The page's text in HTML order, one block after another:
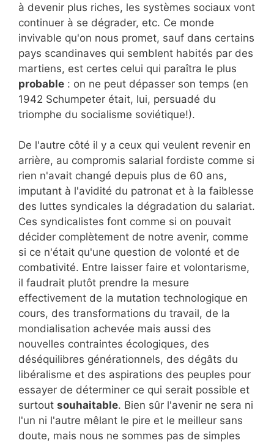
à devenir plus riches, les systèmes sociaux vont
continuer à se dégrader, etc. Ce monde
invivable qu'on nous promet, sauf dans certains
pays scandinaves qui semblent habités par des
martiens, est certes celui qui paraîtra le plus
probable : on ne peut dépasser son temps (en
1942 Schumpeter était, lui, persuadé du
triomphe du socialisme soviétique!).
De l'autre côté il y a ceux qui veulent revenir en
arrière, au compromis salarial fordiste comme si
rien n'avait changé depuis plus de 60 ans,
imputant à l'avidité du patronat et à la faiblesse
des luttes syndicales la dégradation du salariat.
Ces syndicalistes font comme si on pouvait
décider complètement de notre avenir, comme
si ce n'était qu'une question de volonté et de
combativité. Entre laisser faire et volontarisme,
il faudrait plutôt prendre la mesure
effectivement de la mutation technologique en
cours, des transformations du travail, de la
mondialisation achevée mais aussi des
nouvelles contraintes écologiques, des
déséquilibres générationnels, des dégâts du
libéralisme et des aspirations des peuples pour
essayer de déterminer ce qui serait possible et
surtout souhaitable. Bien sûr l'avenir ne sera ni
l'un ni l'autre mêlant le pire et le meilleur sans
doute, mais nous ne sommes pas de simples